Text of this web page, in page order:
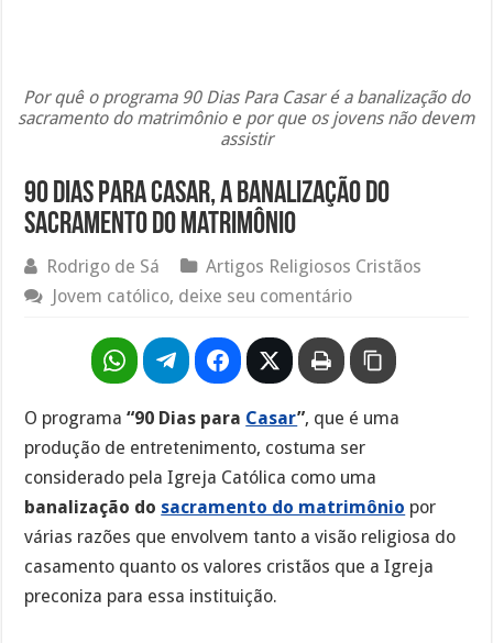
Por quê o programa 90 Dias Para Casar é a banalização do
sacramento do matrimônio e por que os jovens não devem
assistir
90 Dias Para Casar, a banalização do
sacramento do matrimônio
Rodrigo de Sá
Artigos Religiosos Cristãos
Jovem católico, deixe seu comentário
O programa“90 Dias para Casar”, que é uma
produção de entretenimento, costuma ser
considerado pela Igreja Católica como uma
banalização do sacramento do matrimônio por
várias razões que envolvem tanto a visão religiosa do
casamento quanto os valores cristãos que a Igreja
preconiza para essa instituição.